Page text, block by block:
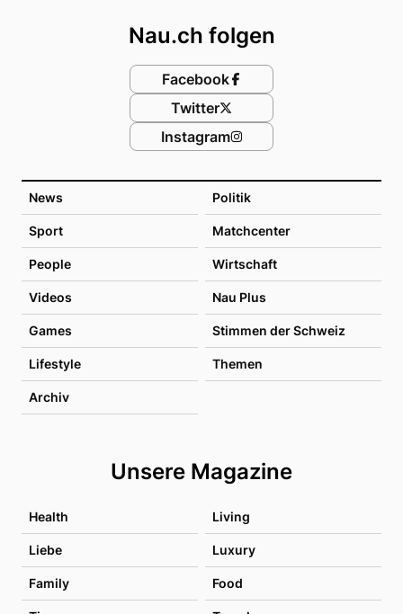
News Politik
Sport Matchcenter
People Wirtschaft
Videos Nau Plus
Games Stimmen der Schweiz
Lifestyle Themen
Archiv
Unsere Magazine
Health Living
Liebe Luxury
Family Food
Nau.ch folgen
Facebook
Twitter
Instagram